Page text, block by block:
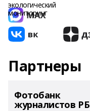
Партнеры
Фотобанк
журналистов РБ